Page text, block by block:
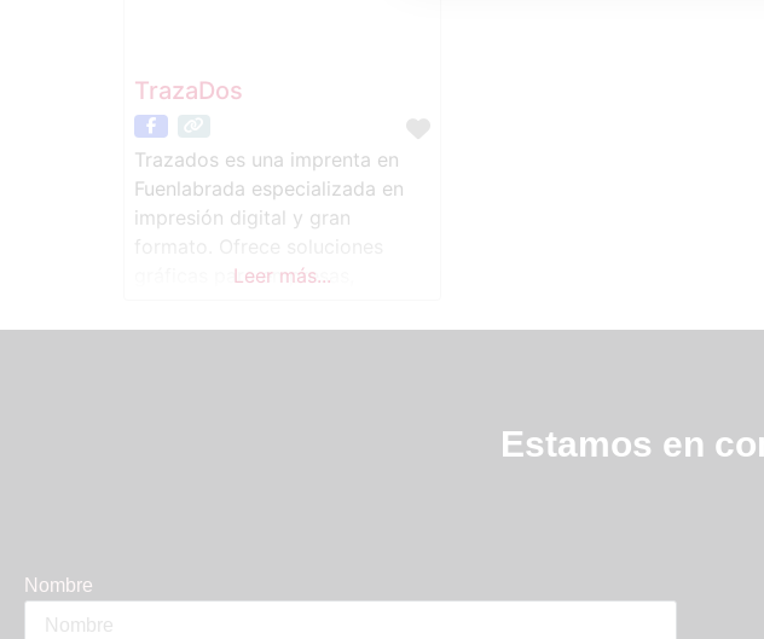
TrazaDos
Trazados es una imprenta en
Fuenlabrada especializada en
impresión digital y gran
formato. Ofrece soluciones
gráficas para empresas,
buscan materiales de calidad y
Leer más...
Estamos en
Nombre